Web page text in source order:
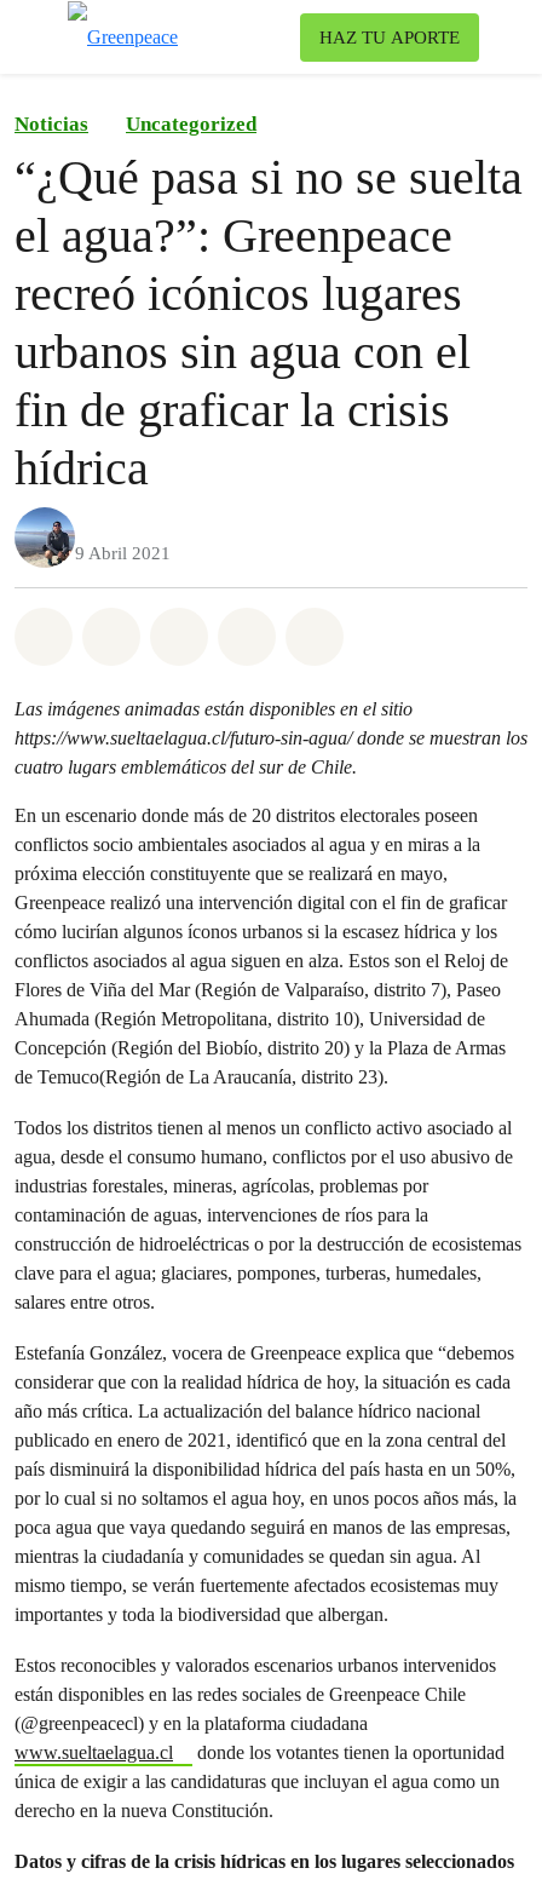
HAZ TU APORTE
Noticias Uncategorized
“¿Qué pasa si no se suelta
el agua?”: Greenpeace
recreó icónicos lugares
urbanos sin agua con el
fin de graficar la crisis
hídrica
9 Abril 2021
Las imágenes animadas están disponibles en el sitio
https://www.sueltaelagua.cl/futuro-sin-agua/ donde se muestran los
cuatro lugars emblemáticos del sur de Chile.
En un escenario donde más de 20 distritos electorales poseen
conflictos socio ambientales asociados al agua y en miras a la
próxima elección constituyente que se realizará en mayo,
Greenpeace realizó una intervención digital con el fin de graficar
cómo lucirían algunos íconos urbanos si la escasez hídrica y los
conflictos asociados al agua siguen en alza. Estos son el Reloj de
Flores de Viña del Mar (Región de Valparaíso, distrito 7), Paseo
Ahumada (Región Metropolitana, distrito 10), Universidad de
Concepción (Región del Biobío, distrito 20) y la Plaza de Armas
de Temuco(Región de La Araucanía, distrito 23).
Todos los distritos tienen al menos un conflicto activo asociado al
agua, desde el consumo humano, conflictos por el uso abusivo de
industrias forestales, mineras, agrícolas, problemas por
contaminación de aguas, intervenciones de ríos para la
construcción de hidroeléctricas o por la destrucción de ecosistemas
clave para el agua; glaciares, pompones, turberas, humedales,
salares entre otros.
Estefanía González, vocera de Greenpeace explica que “debemos
considerar que con la realidad hídrica de hoy, la situación es cada
año más crítica. La actualización del balance hídrico nacional
publicado en enero de 2021, identificó que en la zona central del
país disminuirá la disponibilidad hídrica del país hasta en un 50%,
por lo cual si no soltamos el agua hoy, en unos pocos años más, la
poca agua que vaya quedando seguirá en manos de las empresas,
mientras la ciudadanía y comunidades se quedan sin agua. Al
mismo tiempo, se verán fuertemente afectados ecosistemas muy
importantes y toda la biodiversidad que albergan.
Estos reconocibles y valorados escenarios urbanos intervenidos
están disponibles en las redes sociales de Greenpeace Chile
(@greenpeacecl) y en la plataforma ciudadana
www.sueltaelagua.cl
donde los votantes tienen la oportunidad
única de exigir a las candidaturas que incluyan el agua como un
derecho en la nueva Constitución.
Datos y cifras de la crisis hídricas en los lugares seleccionados